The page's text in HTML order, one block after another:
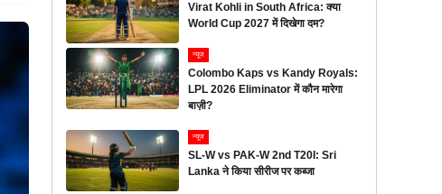
Virat Kohli in South Africa: क्या
World Cup 2027 में दिखेगा दम?
न्यूज
Colombo Kaps vs Kandy Royals:
LPL 2026 Eliminator में कौन मारेगा
बाज़ी?
न्यूज
SL-W vs PAK-W 2nd T20I: Sri
Lanka ने किया सीरीज पर कब्जा